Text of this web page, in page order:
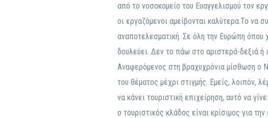
από το νοσοκομείο του Ευαγγελισμού τον
οι εργαζόμενοι αμείβονται καλύτερα.Το να
αναποτελεσματική. Σε όλη την Ευρώπη όπου
δουλεύει. Δεν το πάω στο αριστερά-δεξιά ή
Αναφερόμενος στη βραχυχρόνια μίσθωση ο
του θέματος μέχρι στιγμής. Εμείς, λοιπόν,
να κάνει τουριστική επιχείρηση, αυτό να
ο τουριστικός κλάδος είναι κρίσιμος για